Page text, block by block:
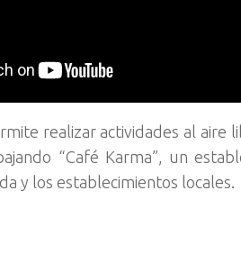
realizar actividades al aire
“Café Karma”, un
y los establecimientos locales.